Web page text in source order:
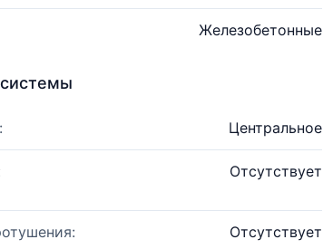
Железобетонные
Центральное
Отсутствует
Отсутствует